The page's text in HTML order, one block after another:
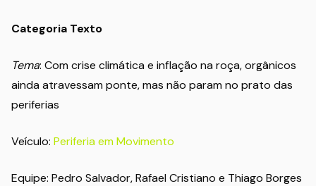
Categoria Texto
Tema: Com crise climática e inflação na roça, orgânicos
ainda atravessam ponte, mas não param no prato das
periferias
Veículo: Periferia em Movimento
Equipe: Pedro Salvador, Rafael Cristiano e Thiago Borges